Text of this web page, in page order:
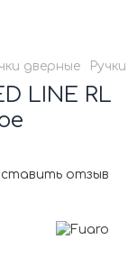
дверные
LINE RL
отзыв